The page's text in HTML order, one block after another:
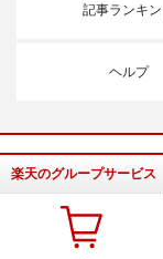
記事ランキ
ヘルプ
楽天のグループサービス